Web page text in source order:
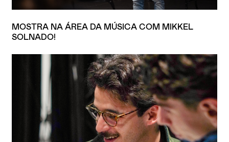
MOSTRA NA ÁREA DA MÚSICA COM MIKKEL
SOLNADO!